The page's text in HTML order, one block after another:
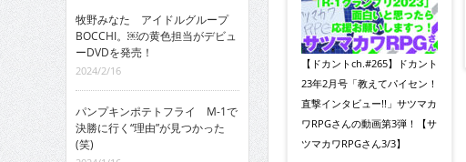
【ドカントch.#265】ドカント
23年2月号「教えてパイセン！
直撃インタビュー!!」サツマカ
ワRPGさんの動画第3弾！【サ
ツマカワRPGさん3/3】
牧野みなた アイドルグループ
BOCCHI。￼の黄色担当がデビュ
ーDVDを発売！
2024/2/16
パンプキンポテトフライ M-1で
決勝に行く“理由”が見つかった
(笑)